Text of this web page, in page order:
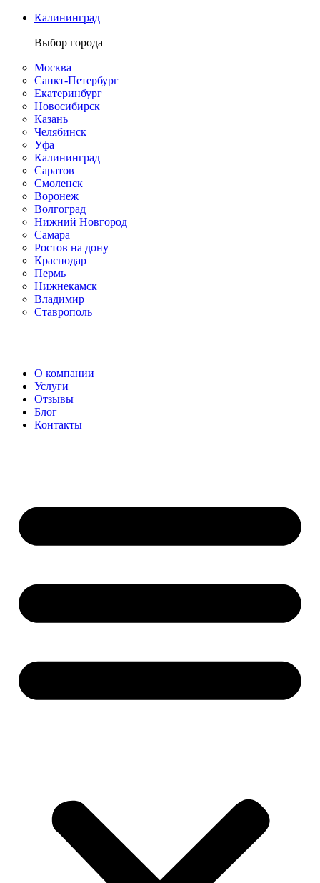
Калининград
Выбор города
Москва
Санкт-Петербург
Екатеринбург
Новосибирск
Казань
Челябинск
Уфа
Калининград
Саратов
Смоленск
Воронеж
Волгоград
Нижний Новгород
Самара
Ростов на дону
Краснодар
Пермь
Нижнекамск
Владимир
Ставрополь
О компании
Услуги
Отзывы
Блог
Контакты